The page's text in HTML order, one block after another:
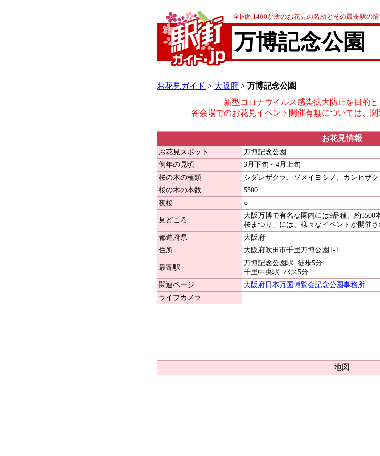
全国約1400か所のお花見の名所とその最寄駅の情
万博記念公園
お花見ガイド > 大阪府 > 万博記念公園
新型コロナウイルス感染拡大防止を目的と
各会場でのお花見イベント開催有無については、関
お花見情報
お花見スポット
万博記念公園
例年の見頃
3月下旬～4月上旬
桜の木の種類
シダレザクラ、ソメイヨシノ、カンヒザ
桜の木の本数
5500
夜桜
○
見どころ
大阪万博で有名な園内には9品種、約
桜まつり」には、様々なイベントが開催さ
都道府県
大阪府
住所
大阪府吹田市千里万博公園1-1
最寄駅
万博記念公園駅 徒歩5分
千里中央駅 バス5分
関連ページ
大阪府日本万国博覧会記念公園事務所
ライブカメラ
-
地図